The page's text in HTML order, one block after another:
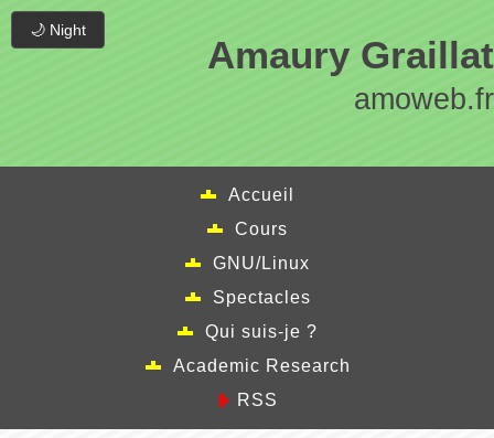
🌙 Night
Amaury Graillat
amoweb.fr
Accueil
Cours
GNU/Linux
Spectacles
Qui suis-je ?
Academic Research
RSS